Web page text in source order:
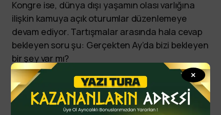
✕
Kongre ise, dünya dışı yaşamın olası varlığına
ilişkin kamuya açık oturumlar düzenlemeye
devam ediyor. Tartışmalar arasında hala cevap
bekleyen soru şu: Gerçekten Ay’da bizi bekleyen
bir şey var mı?
yazitura yazituraonline
yazituraoyna